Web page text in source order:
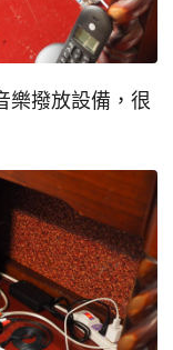
樂撥放設備，很